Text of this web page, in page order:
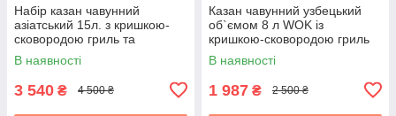
Набір казан чавунний
азіатський 15л. з кришкою-
сковородою гриль та
підставкою Brizoll
В наявності
3 540 ₴ 4 500 ₴
Казан чавунний узбецький
об`ємом 8 л WOK із
кришкою-сковородою гриль
"Наша Майстерня"
В наявності
1 987 ₴ 2 500 ₴